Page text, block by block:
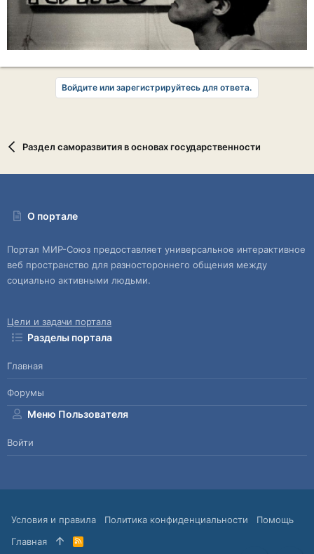
Войдите или зарегистрируйтесь для ответа.
Раздел саморазвития в основах государственности
О портале
Портал МИР-Союз предоставляет универсальное интерактивное
веб пространство для разностороннего общения между
социально активными людьми.
Цели и задачи портала
Разделы портала
Главная
Форумы
Меню Пользователя
Войти
Условия и правила Политика конфиденциальности
Помощь
Главная
R